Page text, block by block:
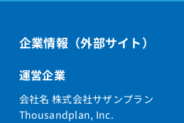
企業情報（外部サイト）
運営企業
会社名 株式会社サザンプラン
Thousandplan, Inc.